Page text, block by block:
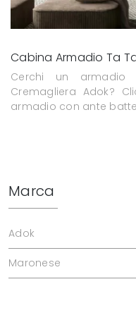
Cabina Armadio Ta
Cerchi un
Cremagliera Adok?
armadio con ante
Marca
Adok
Maronese